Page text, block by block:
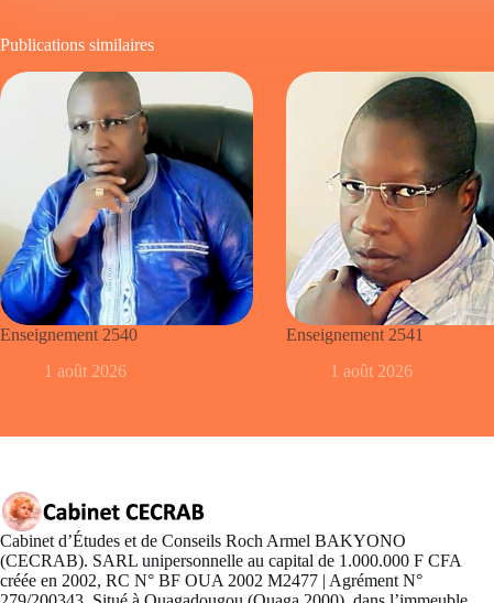
Publications similaires
Enseignement 2540
1 août 2026
Enseignement 2541
1 août 2026
Cabinet d’Études et de Conseils Roch Armel BAKYONO
(CECRAB). SARL unipersonnelle au capital de 1.000.000 F CFA
créée en 2002, RC N° BF OUA 2002 M2477 | Agrément N°